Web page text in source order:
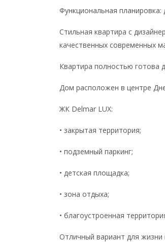
Функциональная планировка:
Стильная квартира с
качественных современных
Квартира полностью готова
Дом расположен в центре
ЖК Delmar LUX:
• закрытая территория;
• подземный паркинг;
• детская площадка;
• зона отдыха;
• благоустроенная
Отличный вариант для жизни